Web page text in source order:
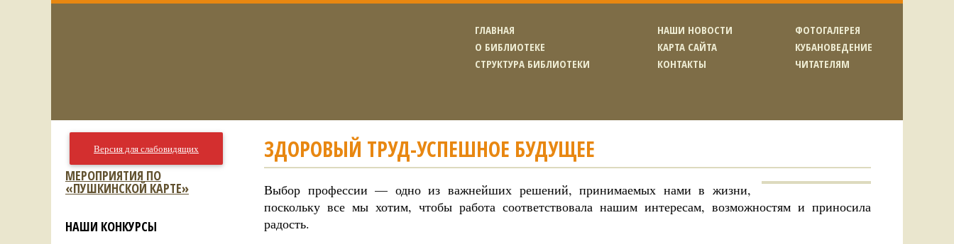
ГЛАВНАЯ
О БИБЛИОТЕКЕ
СТРУКТУРА БИБЛИОТЕКИ
НАШИ НОВОСТИ
КАРТА САЙТА
КОНТАКТЫ
ФОТОГАЛЕРЕЯ
КУБАНОВЕДЕНИЕ
ЧИТАТЕЛЯМ
ЗДОРОВЫЙ ТРУД-УСПЕШНОЕ БУДУЩЕЕ
Выбор профессии — одно из важнейших решений, принимаемых нами в жизни,
поскольку все мы хотим, чтобы работа соответствовала нашим интересам, возможностям и приносила
радость.
Версия для слабовидящих
МЕРОПРИЯТИЯ ПО
«ПУШКИНСКОЙ КАРТЕ»
НАШИ КОНКУРСЫ